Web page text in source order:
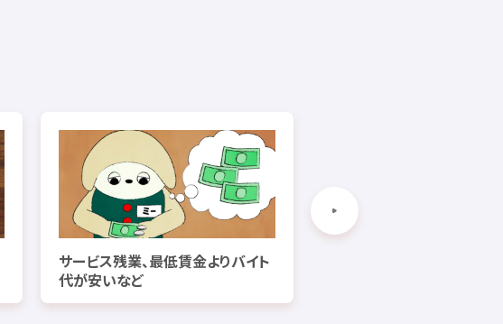
サービス残業、最低賃金よりバイト
代が安いなど